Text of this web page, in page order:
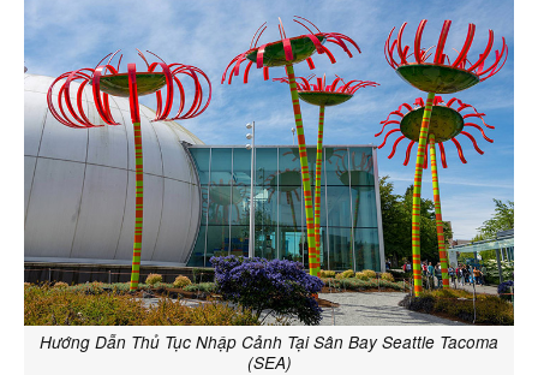
Hướng Dẫn Thủ Tục Nhập Cảnh Tại Sân Bay Seattle Tacoma
(SEA)